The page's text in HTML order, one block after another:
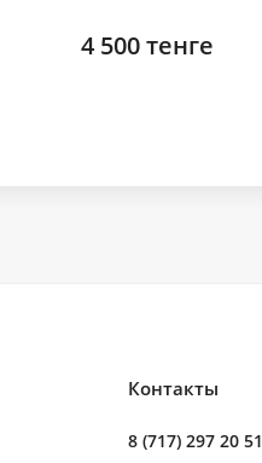
4 500 тенге
Контакты
8 (717) 297 20 51